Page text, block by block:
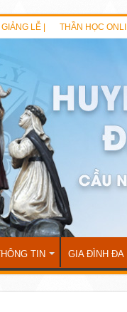
LỄ | THẦN HỌC
TIN GIA ĐÌNH ĐA